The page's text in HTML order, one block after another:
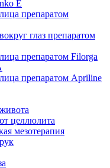
E
препаратом
глаз препаратом
препаратом Filorga
препаратом Apriline
целлюлита
мезотерапия